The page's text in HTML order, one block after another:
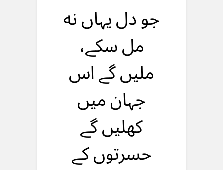
جو دل یہاں نه
مل سکے،
ملیں گے اس
جہان میں
کهلیں گے
حسرتوں کے